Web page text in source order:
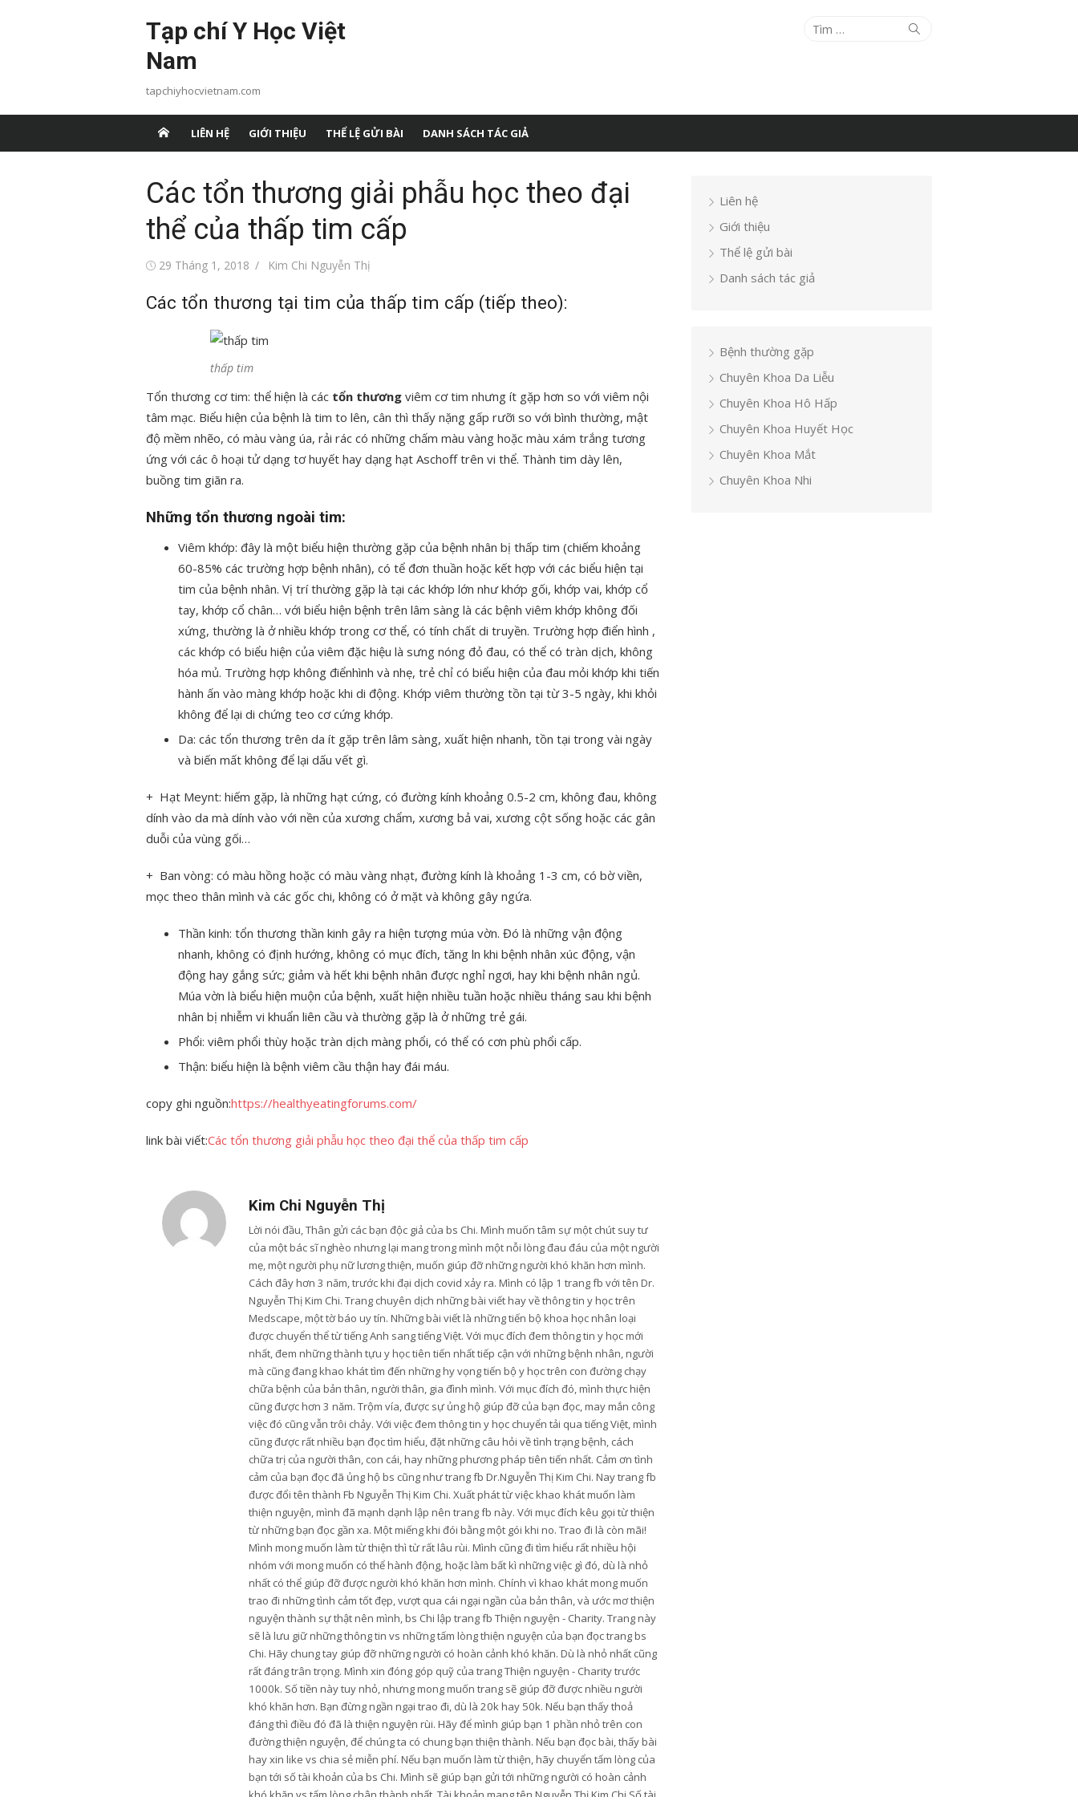
Tạp chí Y Học Việt
Nam
tapchiyhocvietnam.com
Tìm
Tìm
LIÊN HỆ GIỚI THIỆU THỂ LỆ GỬI BÀI DANH SÁCH TÁC GIẢ
Các tổn thương giải phẫu học theo đại
thể của thấp tim cấp
Đăng29 Tháng 1, 2018
Tác
Kim Chi Nguyễn Thị
Các tổn thương tại tim của thấp tim cấp (tiếp theo):
thấp tim
Tổn thương cơ tim: thể hiện là các tổn thương viêm cơ tim nhưng ít gặp hơn so với viêm nội
tâm mạc. Biểu hiện của bệnh là tim to lên, cân thì thấy nặng gấp rưỡi so với bình thường, mật
độ mềm nhẽo, có màu vàng úa, rải rác có những chấm màu vàng hoặc màu xám trắng tương
ứng với các ô hoại tử dạng tơ huyết hay dạng hạt Aschoff trên vi thể. Thành tim dày lên,
buồng tim giãn ra.
Những tổn thương ngoài tim:
Viêm khớp: đây là một biểu hiện thường gặp của bệnh nhân bị thấp tim (chiếm khoảng
60-85% các trường hợp bệnh nhân), có tể đơn thuần hoặc kết hợp với các biểu hiện tại
tim của bệnh nhân. Vị trí thường gặp là tại các khớp lớn như khớp gối, khớp vai, khớp cổ
tay, khớp cổ chân… với biểu hiện bệnh trên lâm sàng là các bệnh viêm khớp không đối
xứng, thường là ở nhiều khớp trong cơ thể, có tính chất di truyền. Trường hợp điển hình ,
các khớp có biểu hiện của viêm đặc hiệu là sưng nóng đỏ đau, có thể có tràn dịch, không
hóa mủ. Trường hợp không điểnhình và nhẹ, trẻ chỉ có biểu hiện của đau mỏi khớp khi tiến
hành ấn vào màng khớp hoặc khi di động. Khớp viêm thường tồn tại từ 3-5 ngày, khi khỏi
không để lại di chứng teo cơ cứng khớp.
Da: các tổn thương trên da ít gặp trên lâm sàng, xuất hiện nhanh, tồn tại trong vài ngày
và biến mất không để lại dấu vết gì.
+ Hạt Meynt: hiếm gặp, là những hạt cứng, có đường kính khoảng 0.5-2 cm, không đau, không
dính vào da mà dính vào với nền của xương chẩm, xương bả vai, xương cột sống hoặc các gân
duỗi của vùng gối…
+ Ban vòng: có màu hồng hoặc có màu vàng nhạt, đường kính là khoảng 1-3 cm, có bờ viền,
mọc theo thân mình và các gốc chi, không có ở mặt và không gây ngứa.
Thần kinh: tổn thương thần kinh gây ra hiện tượng múa vờn. Đó là những vận động
nhanh, không có định hướng, không có mục đích, tăng ln khi bệnh nhân xúc động, vận
động hay gắng sức; giảm và hết khi bệnh nhân được nghỉ ngơi, hay khi bệnh nhân ngủ.
Múa vờn là biểu hiện muộn của bệnh, xuất hiện nhiều tuần hoặc nhiều tháng sau khi bệnh
nhân bị nhiễm vi khuẩn liên cầu và thường gặp là ở những trẻ gái.
Phổi: viêm phổi thùy hoặc tràn dịch màng phổi, có thể có cơn phù phổi cấp.
Thận: biểu hiện là bệnh viêm cầu thận hay đái máu.
copy ghi nguồn:https://healthyeatingforums.com/
link bài viết:Các tổn thương giải phẫu học theo đại thể của thấp tim cấp
Kim Chi Nguyễn Thị
Lời nói đầu, Thân gửi các bạn độc giả của bs Chi. Mình muốn tâm sự một chút suy tư
của một bác sĩ nghèo nhưng lại mang trong mình một nỗi lòng đau đáu của một người
mẹ, một người phụ nữ lương thiện, muốn giúp đỡ những người khó khăn hơn mình.
Cách đây hơn 3 năm, trước khi đại dịch covid xảy ra. Mình có lập 1 trang fb với tên Dr.
Nguyễn Thị Kim Chi. Trang chuyên dịch những bài viết hay về thông tin y học trên
Medscape, một tờ báo uy tín. Những bài viết là những tiến bộ khoa học nhân loại
được chuyển thể từ tiếng Anh sang tiếng Việt. Với mục đích đem thông tin y học mới
nhất, đem những thành tựu y học tiên tiến nhất tiếp cận với những bệnh nhân, người
mà cũng đang khao khát tìm đến những hy vọng tiến bộ y học trên con đường chạy
chữa bệnh của bản thân, người thân, gia đình mình. Với mục đích đó, mình thực hiện
cũng được hơn 3 năm. Trộm vía, được sự ủng hộ giúp đỡ của bạn đọc, may mắn công
việc đó cũng vẫn trôi chảy. Với việc đem thông tin y học chuyển tải qua tiếng Việt, mình
cũng được rất nhiều bạn đọc tìm hiểu, đặt những câu hỏi về tình trạng bệnh, cách
chữa trị của người thân, con cái, hay những phương pháp tiên tiến nhất. Cảm ơn tình
cảm của bạn đọc đã ủng hộ bs cũng như trang fb Dr.Nguyễn Thị Kim Chi. Nay trang fb
được đổi tên thành Fb Nguyễn Thị Kim Chi. Xuất phát từ việc khao khát muốn làm
thiện nguyện, mình đã mạnh dạnh lập nên trang fb này. Với mục đích kêu gọi từ thiện
từ những bạn đọc gần xa. Một miếng khi đói bằng một gói khi no. Trao đi là còn mãi!
Mình mong muốn làm từ thiện thì từ rất lâu rùi. Mình cũng đi tìm hiểu rất nhiều hội
nhóm với mong muốn có thể hành động, hoặc làm bất kì những việc gì đó, dù là nhỏ
nhất có thể giúp đỡ được người khó khăn hơn mình. Chính vì khao khát mong muốn
trao đi những tình cảm tốt đẹp, vượt qua cái ngại ngần của bản thân, và ước mơ thiện
nguyện thành sự thật nên mình, bs Chi lập trang fb Thiện nguyện - Charity. Trang này
sẽ là lưu giữ những thông tin vs những tấm lòng thiện nguyện của bạn đọc trang bs
Chi. Hãy chung tay giúp đỡ những người có hoàn cảnh khó khăn. Dù là nhỏ nhất cũng
rất đáng trân trọng. Mình xin đóng góp quỹ của trang Thiện nguyện - Charity trước
1000k. Số tiền này tuy nhỏ, nhưng mong muốn trang sẽ giúp đỡ được nhiều người
khó khăn hơn. Bạn đừng ngần ngại trao đi, dù là 20k hay 50k. Nếu bạn thấy thoả
đáng thì điều đó đã là thiện nguyện rùi. Hãy để mình giúp bạn 1 phần nhỏ trên con
đường thiện nguyện, để chúng ta có chung bạn thiện thành. Nếu bạn đọc bài, thấy bài
hay xin like vs chia sẻ miễn phí. Nếu bạn muốn làm từ thiện, hãy chuyển tấm lòng của
bạn tới số tài khoản của bs Chi. Mình sẽ giúp bạn gửi tới những người có hoàn cảnh
Liên hệ
Giới thiệu
Thể lệ gửi bài
Danh sách tác giả
Bệnh thường gặp
Chuyên Khoa Da Liễu
Chuyên Khoa Hô Hấp
Chuyên Khoa Huyết Học
Chuyên Khoa Mắt
Chuyên Khoa Nhi